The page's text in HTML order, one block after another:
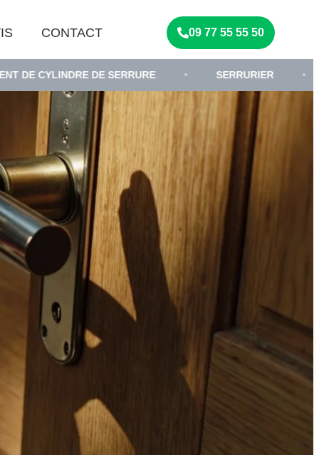
CONTACT 09 77 55 55 50
DE SERRURE • SERRURIER •